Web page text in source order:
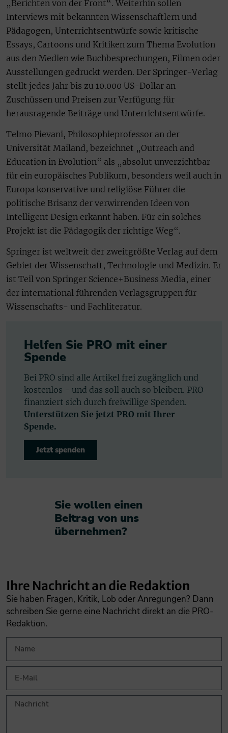
„Berichten von der Front“. Weiterhin sollen
Interviews mit bekannten Wissenschaftlern und
Pädagogen, Unterrichtsentwürfe sowie kritische
Essays, Cartoons und Kritiken zum Thema Evolution
aus den Medien wie Buchbesprechungen, Filmen oder
Ausstellungen gedruckt werden. Der Springer-Verlag
stellt jedes Jahr bis zu 10.000 US-Dollar an
Zuschüssen und Preisen zur Verfügung für
herausragende Beiträge und Unterrichtsentwürfe.
Telmo Pievani, Philosophieprofessor an der
Universität Mailand, bezeichnet „Outreach and
Education in Evolution“ als „absolut unverzichtbar
für ein europäisches Publikum, besonders weil auch in
Europa konservative und religiöse Führer die
politische Brisanz der verwirrenden Ideen von
Intelligent Design erkannt haben. Für ein solches
Projekt ist die Pädagogik der richtige Weg“.
Springer ist weltweit der zweitgrößte Verlag auf dem
Gebiet der Wissenschaft, Technologie und Medizin. Er
ist Teil von Springer Science+Business Media, einer
der international führenden Verlagsgruppen für
Wissenschafts- und Fachliteratur.
Helfen Sie PRO mit einer
Spende
Bei PRO sind alle Artikel frei zugänglich und
kostenlos - und das soll auch so bleiben. PRO
finanziert sich durch freiwillige Spenden.
Unterstützen Sie jetzt PRO mit Ihrer
Spende.
Jetzt spenden
Sie wollen einen
Beitrag von uns
übernehmen?​
Ihre Nachricht an die Redaktion
Sie haben Fragen, Kritik, Lob oder Anregungen? Dann
schreiben Sie gerne eine Nachricht direkt an die PRO-
Redaktion.